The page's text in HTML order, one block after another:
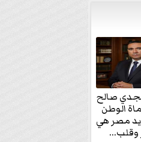
صالح
الوطن
مصر هي